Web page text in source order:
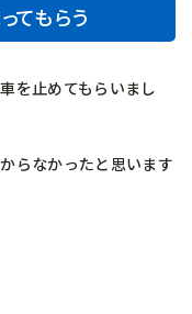
てもらう
を止めてもらいまし
らなかったと思います